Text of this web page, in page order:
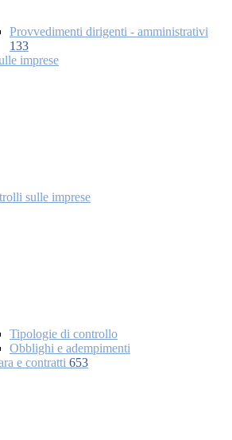
Provvedimenti dirigenti - amministrativi
133
imprese
sulle imprese
Tipologie di controllo
Obblighi e adempimenti
e contratti 653